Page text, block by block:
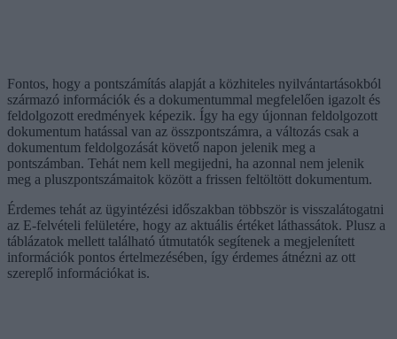
Fontos, hogy a pontszámítás alapját a közhiteles nyilvántartásokból
származó információk és a dokumentummal megfelelően igazolt és
feldolgozott eredmények képezik. Így ha egy újonnan feldolgozott
dokumentum hatással van az összpontszámra, a változás csak a
dokumentum feldolgozását követő napon jelenik meg a
pontszámban. Tehát nem kell megijedni, ha azonnal nem jelenik
meg a pluszpontszámaitok között a frissen feltöltött dokumentum.
Érdemes tehát az ügyintézési időszakban többször is visszalátogatni
az E-felvételi felületére, hogy az aktuális értéket láthassátok. Plusz a
táblázatok mellett található útmutatók segítenek a megjelenített
információk pontos értelmezésében, így érdemes átnézni az ott
szereplő információkat is.